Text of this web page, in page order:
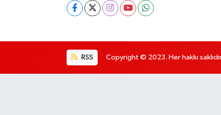
RSS Copyright © 2023. Her hakkı